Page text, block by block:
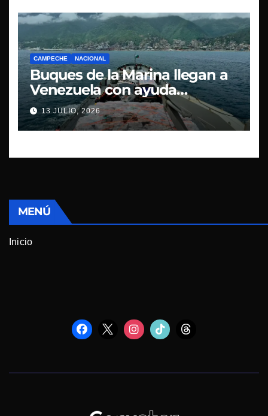
CAMPECHE NACIONAL
Buques de la Marina llegan a
Venezuela con ayuda
humanitaria
13 JULIO, 2026
MENÚ
Inicio